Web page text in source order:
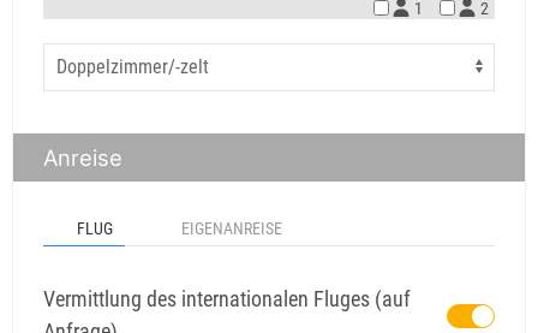
1 2
Anreise
FLUG EIGENANREISE
Vermittlung des internationalen Fluges (auf